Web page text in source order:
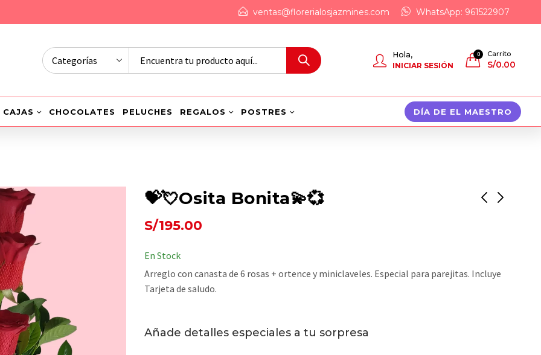
ventas@florerialosjazmines.com WhatsApp: 961522907
Hola,
INICIAR SESIÓN
0 Carrito
S/0.00
CAJAS CHOCOLATES PELUCHES REGALOS POSTRES DÍA DE EL MAESTRO
💝💘Osita Bonita💫💞
S/195.00
En Stock
Arreglo con canasta de 6 rosas + ortence y miniclaveles. Especial para parejitas. Incluye
Tarjeta de saludo.
Añade detalles especiales a tu sorpresa